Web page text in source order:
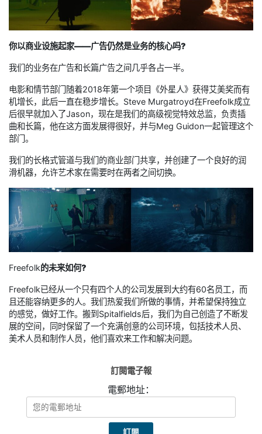
你以商业设施起家——广告仍然是业务的核心吗?
我们的业务在广告和长篇广告之间几乎各占一半。
电影和情节部门随着2018年第一个项目《外星人》获得艾美奖而有
机增长，此后一直在稳步增长。Steve Murgatroyd在Freefolk成立
后很早就加入了Jason，现在是我们的高级视觉特效总监，负责插
曲和长篇，他在这方面发展得很好，并与Meg Guidon一起管理这个
部门。
我们的长格式管道与我们的商业部门共享，并创建了一个良好的润
滑机器，允许艺术家在需要时在两者之间切换。
Freefolk的未来如何?
Freefolk已经从一个只有四个人的公司发展到大约有60名员工，而
且还能容纳更多的人。我们热爱我们所做的事情，并希望保持独立
的感觉，做好工作。搬到Spitalfields后，我们为自己创造了不断发
展的空间，同时保留了一个充满创意的公司环境，包括技术人员、
美术人员和制作人员，他们喜欢来工作和解决问题。
訂閱電子報
電郵地址：